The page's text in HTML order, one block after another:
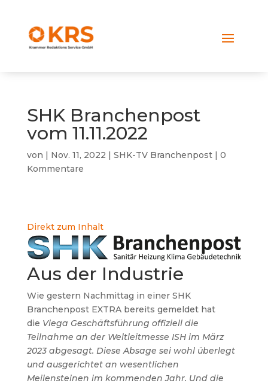
SHK Branchenpost
vom 11.11.2022
von | Nov. 11, 2022 | SHK-TV Branchenpost| 0
Kommentare
Direkt zum Inhalt
Aus der Industrie
Wie gestern Nachmittag in einer SHK
Branchenpost EXTRA bereits gemeldet hat
die Viega Geschäftsführung offiziell die
Teilnahme an der Weltleitmesse ISH im März
2023 abgesagt. Diese Absage sei wohl überlegt
und ausgerichtet an wesentlichen
Meilensteinen im kommenden Jahr. Und die